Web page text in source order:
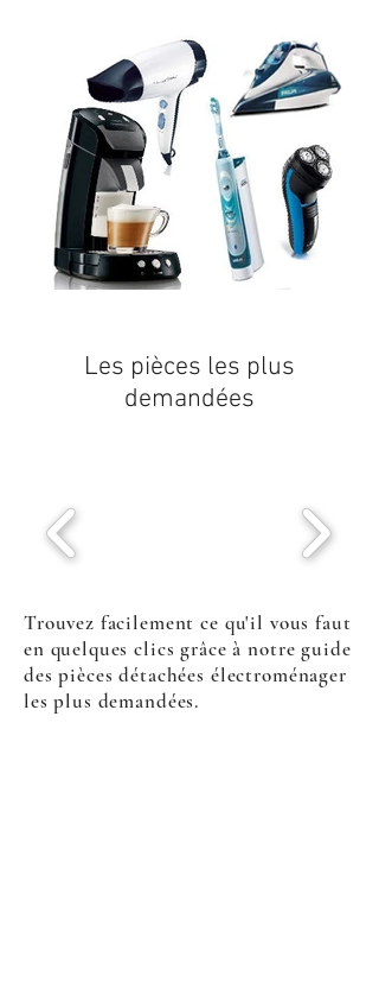
Les pièces les plus
demandées
Trouvez facilement ce qu'il vous faut
en quelques clics grâce à notre guide
des pièces détachées électroménager
les plus demandées.